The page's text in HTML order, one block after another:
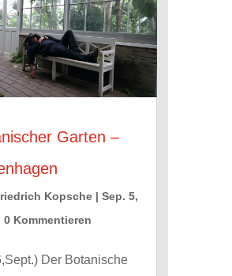
Garten –
Kopsche| Sep. 5,
Kommentieren
Der Botanische